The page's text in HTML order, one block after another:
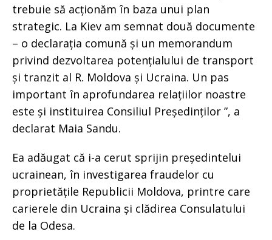
trebuie să acționăm în baza unui plan
strategic. La Kiev am semnat două documente
– o declarația comună și un memorandum
privind dezvoltarea potențialului de transport
și tranzit al R. Moldova și Ucraina. Un pas
important în aprofundarea relațiilor noastre
este și instituirea Consiliul Președinților ”, a
declarat Maia Sandu.
Ea adăugat că i-a cerut sprijin președintelui
ucrainean, în investigarea fraudelor cu
proprietățile Republicii Moldova, printre care
carierele din Ucraina și clădirea Consulatului
de la Odesa.